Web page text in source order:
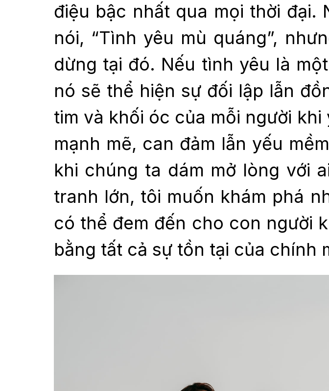
điệu bậc nhất qua mọi thời đại.
nói, “Tình yêu mù quáng”,
dừng tại đó. Nếu tình yêu là
nó sẽ thể hiện sự đối lập lẫn
tim và khối óc của mỗi người khi
mạnh mẽ, can đảm lẫn yếu
khi chúng ta dám mở lòng với
tranh lớn, tôi muốn khám phá
có thể đem đến cho con người
bằng tất cả sự tồn tại của chính